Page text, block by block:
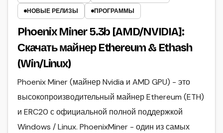
НОВЫЕ РЕЛИЗЫ
ПРОГРАММЫ
Phoenix Miner 5.3b [AMD/NVIDIA]:
Скачать майнер Ethereum & Ethash
(Win/Linux)
Phoenix Miner (майнер Nvidia и AMD GPU) - это
высокопроизводительный майнер Ethereum (ETH)
и ERC20 с официальной полной поддержкой
Windows / Linux. PhoenixMiner - один из самых